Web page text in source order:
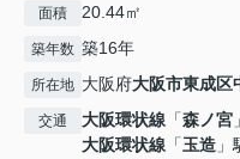
面積 20.44㎡
築年数 築16年
所在地 大阪府大阪市東成区
交通 大阪環状線 「森ノ宮
大阪環状線 「玉造